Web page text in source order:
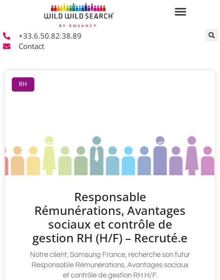
+33.6.50.82.38.89
Contact
RH
Responsable
Rémunérations, Avantages
sociaux et contrôle de
gestion RH (H/F) – Recruté.e
Notre client, Samsung France, recherche son futur
Responsable Rémunérations, Avantages sociaux
et contrôle de gestion RH H/F.